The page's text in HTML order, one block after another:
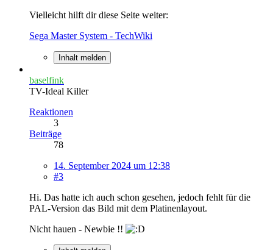
Vielleicht hilft dir diese Seite weiter:
Sega Master System - TechWiki
Inhalt melden
baselfink
TV-Ideal Killer
Reaktionen
3
Beiträge
78
14. September 2024 um 12:38
#3
Hi. Das hatte ich auch schon gesehen, jedoch fehlt für die
PAL-Version das Bild mit dem Platinenlayout.
Nicht hauen - Newbie !!